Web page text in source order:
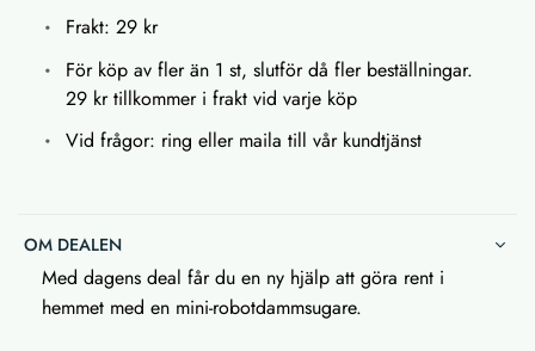
Frakt: 29 kr
För köp av fler än 1 st, slutför då fler beställningar.
29 kr tillkommer i frakt vid varje köp
Vid frågor: ring eller maila till vår kundtjänst
OM DEALEN
Med dagens deal får du en ny hjälp att göra rent i
hemmet med en mini-robotdammsugare.